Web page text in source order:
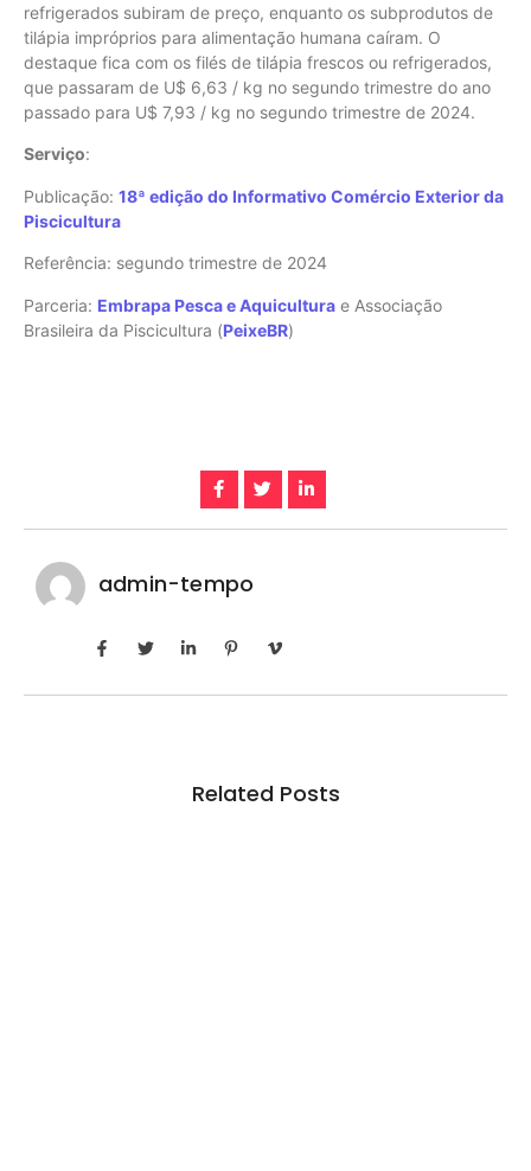
refrigerados subiram de preço, enquanto os subprodutos de
tilápia impróprios para alimentação humana caíram. O
destaque fica com os filés de tilápia frescos ou refrigerados,
que passaram de U$ 6,63 / kg no segundo trimestre do ano
passado para U$ 7,93 / kg no segundo trimestre de 2024.
Serviço:
Publicação: 18ª edição do Informativo Comércio Exterior da
Piscicultura
Referência: segundo trimestre de 2024
Parceria: Embrapa Pesca e Aquicultura e Associação
Brasileira da Piscicultura (PeixeBR)
admin-tempo
Related Posts